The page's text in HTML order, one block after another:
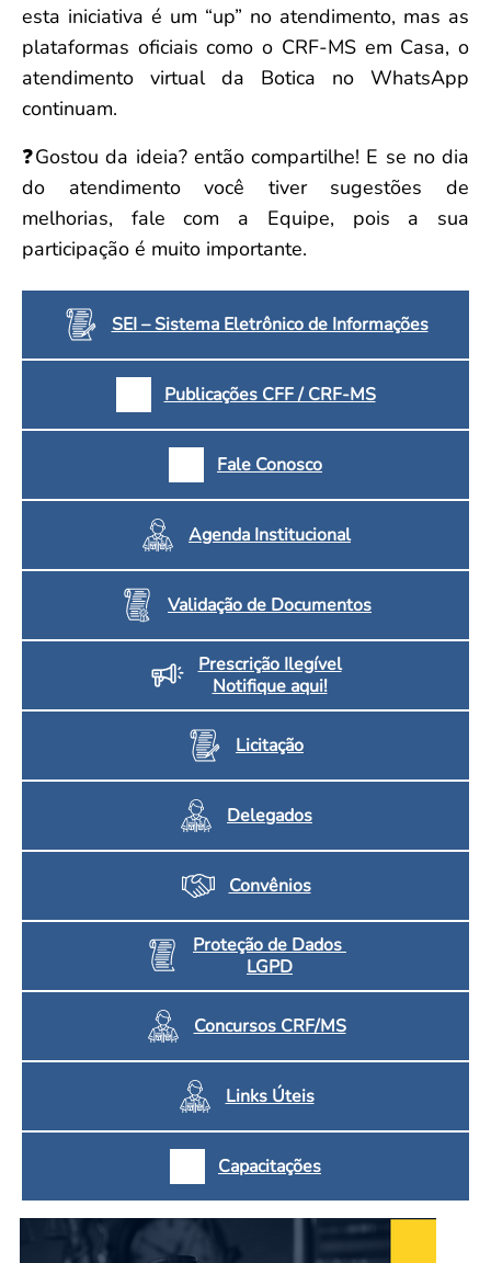
esta iniciativa é um “up” no atendimento, mas as
plataformas oficiais como o CRF-MS em Casa, o
atendimento virtual da Botica no WhatsApp
continuam.
❓Gostou da ideia? então compartilhe! E se no dia
do atendimento você tiver sugestões de
melhorias, fale com a Equipe, pois a sua
participação é muito importante.
SEI – Sistema Eletrônico de Informações
Publicações CFF / CRF-MS
Fale Conosco
Agenda Institucional
Validação de Documentos
Prescrição Ilegível
Notifique aqui!
Licitação
Delegados
Convênios
Proteção de Dados
LGPD
Concursos CRF/MS
Links Úteis
Capacitações